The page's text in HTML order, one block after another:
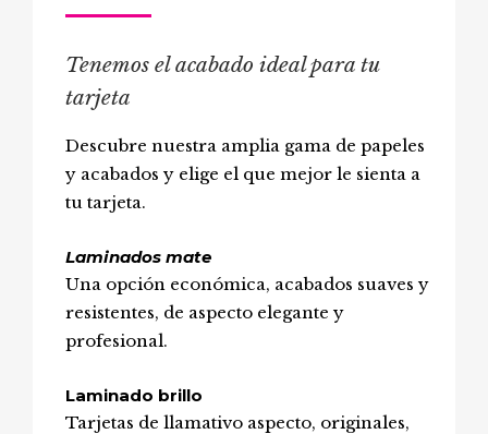
Tenemos el acabado ideal para tu
tarjeta
Descubre nuestra amplia gama de papeles
y acabados y elige el que mejor le sienta a
tu tarjeta.
Laminados mate
Una opción económica, acabados suaves y
resistentes, de aspecto elegante y
profesional.
Laminado brillo
Tarjetas de llamativo aspecto, originales,